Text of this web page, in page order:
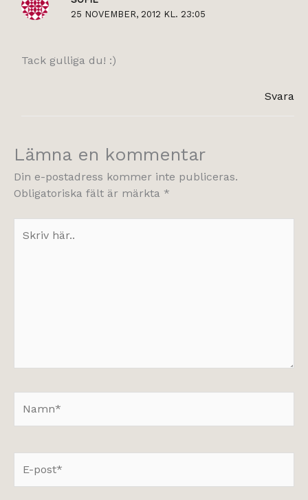
25 NOVEMBER, 2012 KL. 23:05
Tack gulliga du! :)
Svara
Lämna en kommentar
Din e-postadress kommer inte publiceras.
Obligatoriska fält är märkta *
här..
post*